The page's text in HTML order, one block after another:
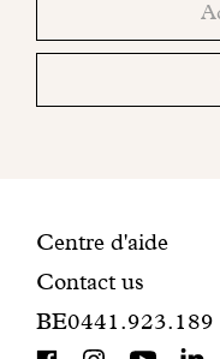
boite
Informations
de
contact
Centre d'aide
Contact us
BE0441.923.189